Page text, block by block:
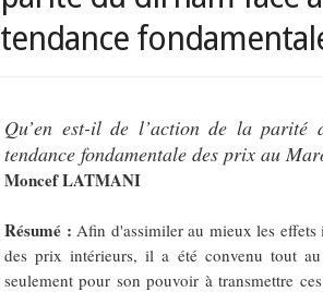
tendance
Qu’en est-il de l’action de la
tendance fondamentale des prix au
Moncef LATMANI
Résumé :Afin d'assimiler au mieux les
des prix intérieurs, il a été convenu tout
seulement pour son pouvoir à transmettre